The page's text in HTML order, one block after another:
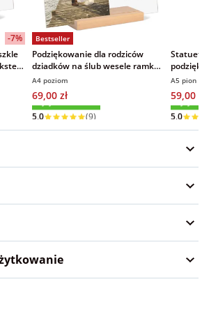
-7%
Bestseller
Podziękowanie dla rodziców
dziadków na ślub wesele ramka
zdjęcie na szkle akrylowym
21x30 cm
A4 poziom
69,00 zł
Wysyłka w 1 dzień
15x21
A5 pion
59,00